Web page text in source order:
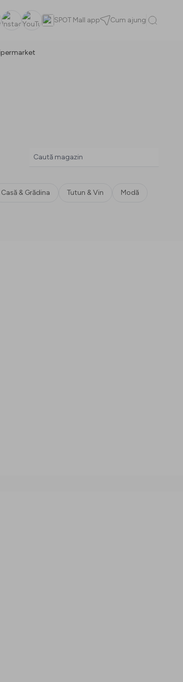
InstagramYouTubeSPOT Mall app Cum ajung
Casă & Grădina Tutun & Vin Modă